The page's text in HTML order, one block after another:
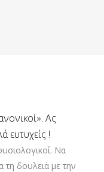
Ας
ευτυχείς !
Να
τη δουλειά με την